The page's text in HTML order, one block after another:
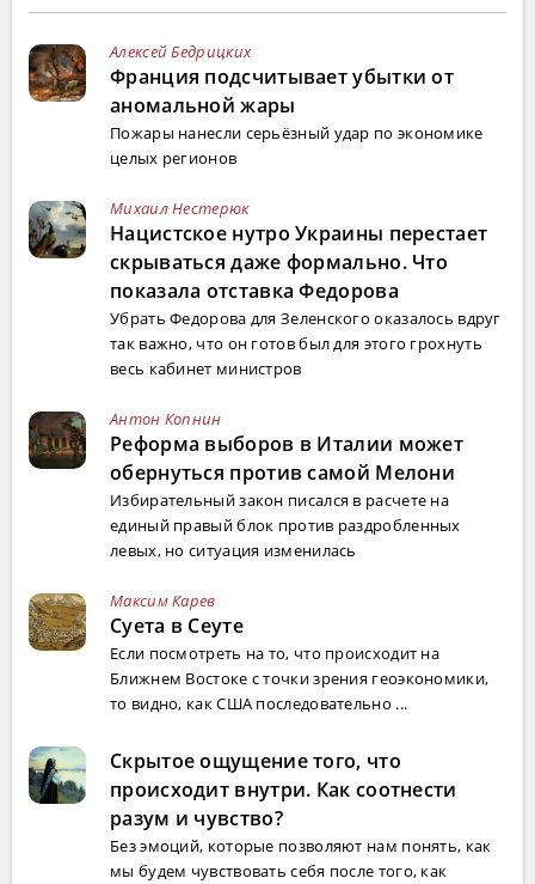
Алексей Бедрицких
Франция подсчитывает убытки от
аномальной жары
Пожары нанесли серьёзный удар по экономике
целых регионов
Михаил Нестерюк
Нацистское нутро Украины перестает
скрываться даже формально. Что
показала отставка Федорова
Убрать Федорова для Зеленского оказалось вдруг
так важно, что он готов был для этого грохнуть
весь кабинет министров
Антон Копнин
Реформа выборов в Италии может
обернуться против самой Мелони
Избирательный закон писался в расчете на
единый правый блок против раздробленных
левых, но ситуация изменилась
Максим Карев
Суета в Сеуте
Если посмотреть на то, что происходит на
Ближнем Востоке с точки зрения геоэкономики,
то видно, как США последовательно ...
Скрытое ощущение того, что
происходит внутри. Как соотнести
разум и чувство?
Без эмоций, которые позволяют нам понять, как
мы будем чувствовать себя после того, как